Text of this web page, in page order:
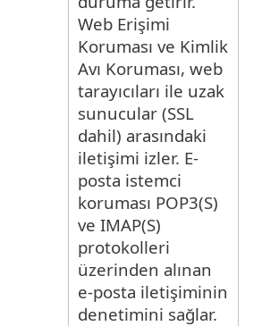
Web Erişimi
Koruması ve Kimlik
Avı Koruması, web
tarayıcıları ile uzak
sunucular (SSL
dahil) arasındaki
iletişimi izler. E-
posta istemci
koruması POP3(S)
ve IMAP(S)
protokolleri
üzerinden alınan
e-posta iletişiminin
denetimini sağlar.